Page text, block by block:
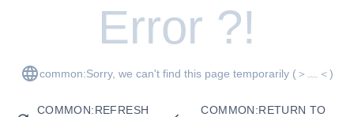
Error ?!
common:Sorry, we can't find this page temporarily (＞﹏＜)
COMMON:REFRESH
COMMON:RETURN TO